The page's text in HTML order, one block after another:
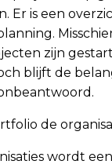
Er is een
zijn
blijft de
de
wordt een